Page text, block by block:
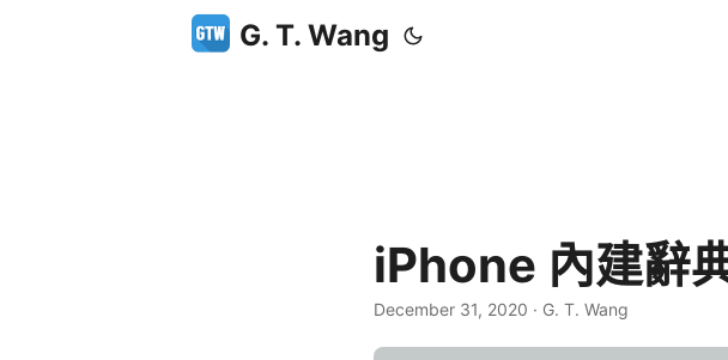
G. T. Wang
iPhone 內建辭
December 31, 2020 · G. T. Wang